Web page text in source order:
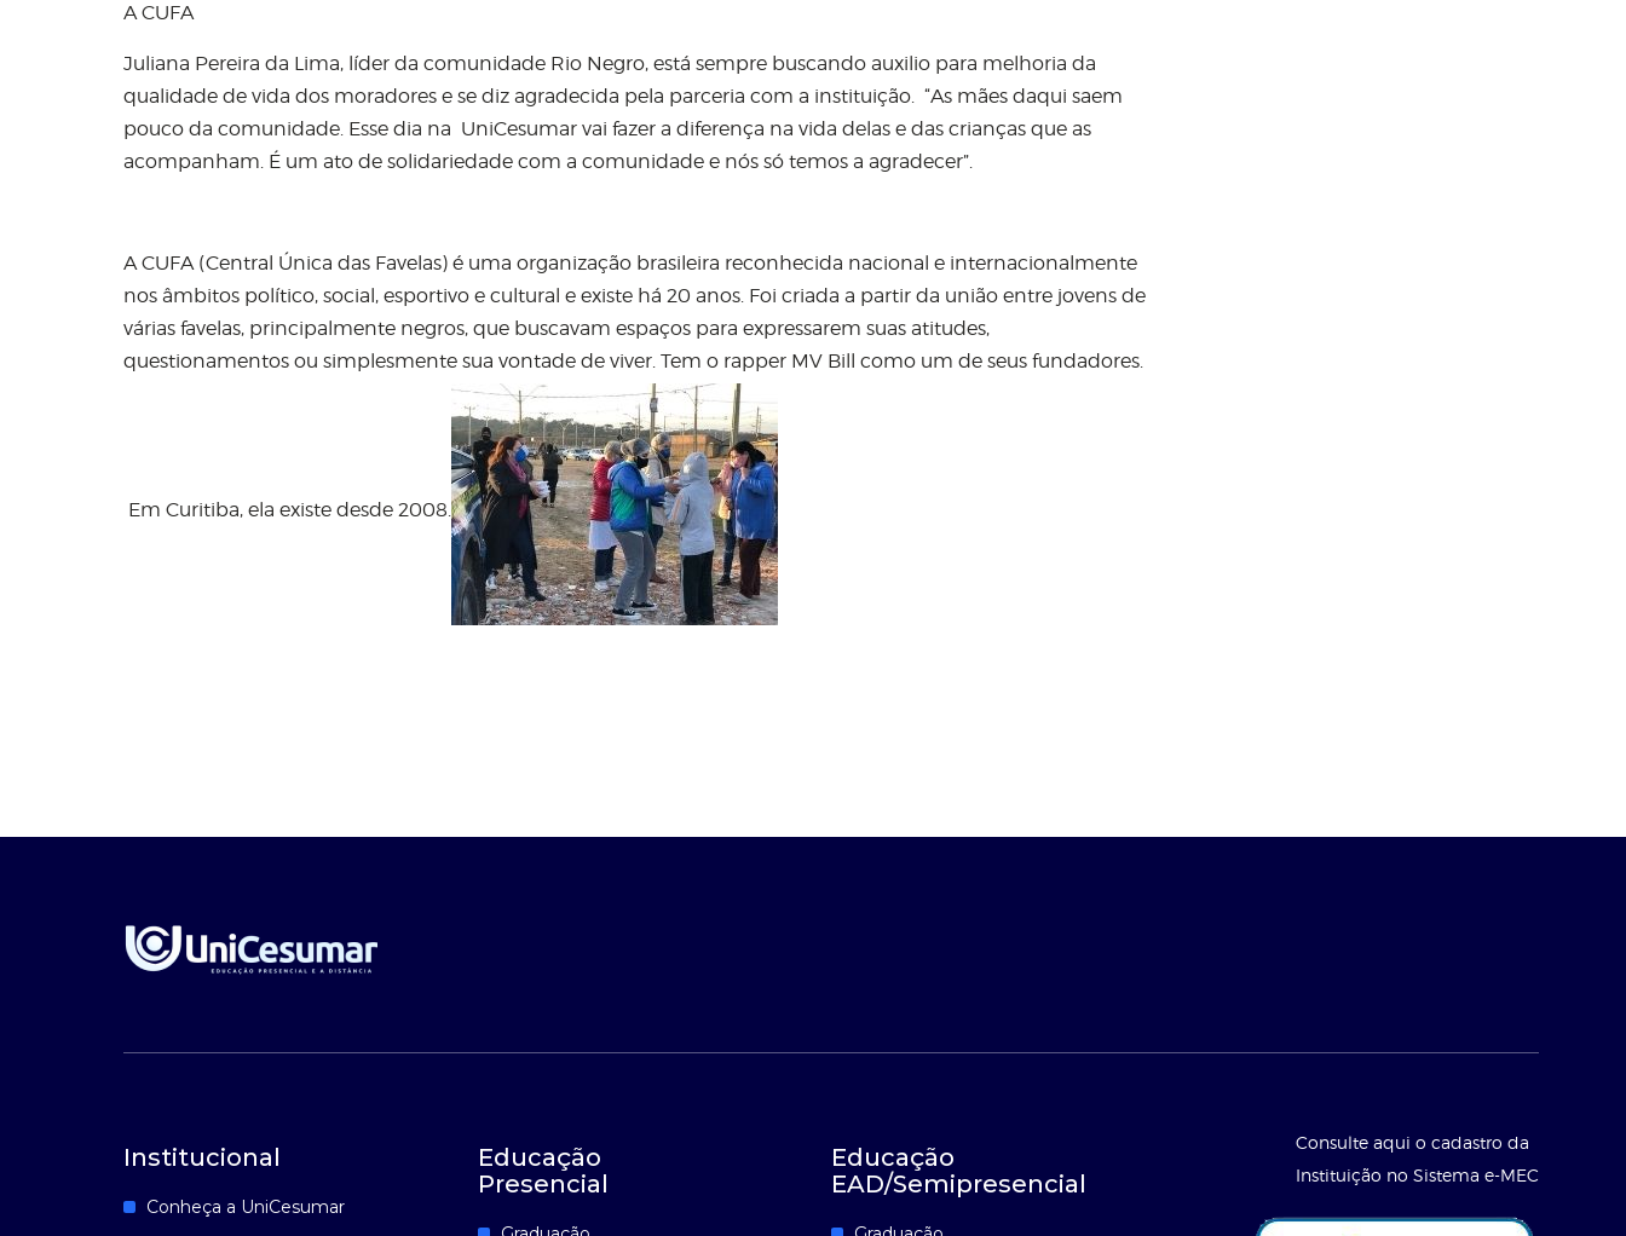
A CUFA
Juliana Pereira da Lima, líder da comunidade Rio Negro, está sempre buscando auxilio para melhoria da
qualidade de vida dos moradores e se diz agradecida pela parceria com a instituição. “As mães daqui saem
pouco da comunidade. Esse dia na UniCesumar vai fazer a diferença na vida delas e das crianças que as
acompanham. É um ato de solidariedade com a comunidade e nós só temos a agradecer”.
A CUFA (Central Única das Favelas) é uma organização brasileira reconhecida nacional e internacionalmente
nos âmbitos político, social, esportivo e cultural e existe há 20 anos. Foi criada a partir da união entre jovens de
várias favelas, principalmente negros, que buscavam espaços para expressarem suas atitudes,
questionamentos ou simplesmente sua vontade de viver. Tem o rapper MV Bill como um de seus fundadores.
Em Curitiba, ela existe desde 2008.
Institucional
Conheça a UniCesumar
Educação
Presencial
Educação
EAD/Semipresencial
Consulte aqui o cadastro da
Instituição no Sistema e-MEC